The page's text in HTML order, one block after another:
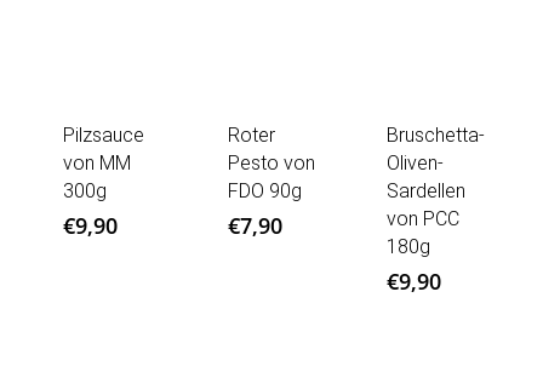
Pilzsauce
von MM
300g
€9,90
Roter
Pesto von
FDO 90g
€7,90
Bruschetta-
Oliven-
Sardellen
von PCC
180g
€9,90